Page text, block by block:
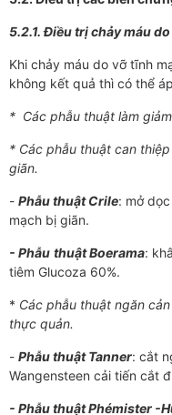
5.2.1. Điều trị chảy máu
Khi chảy máu do vỡ tĩnh
không kết quả thì có thể
* Các phẫu thuật làm
* Các phẫu thuật can
giãn.
- Phẫu thuật Crile: mở
mạch bị giãn.
- Phẫu thuật Boerama:
tiêm Glucoza 60%.
* Các phẫu thuật ngăn
thực quản.
- Phẫu thuật Tanner: cắt
Wangensteen cải tiến cắt
- Phẫu thuật Phémister -